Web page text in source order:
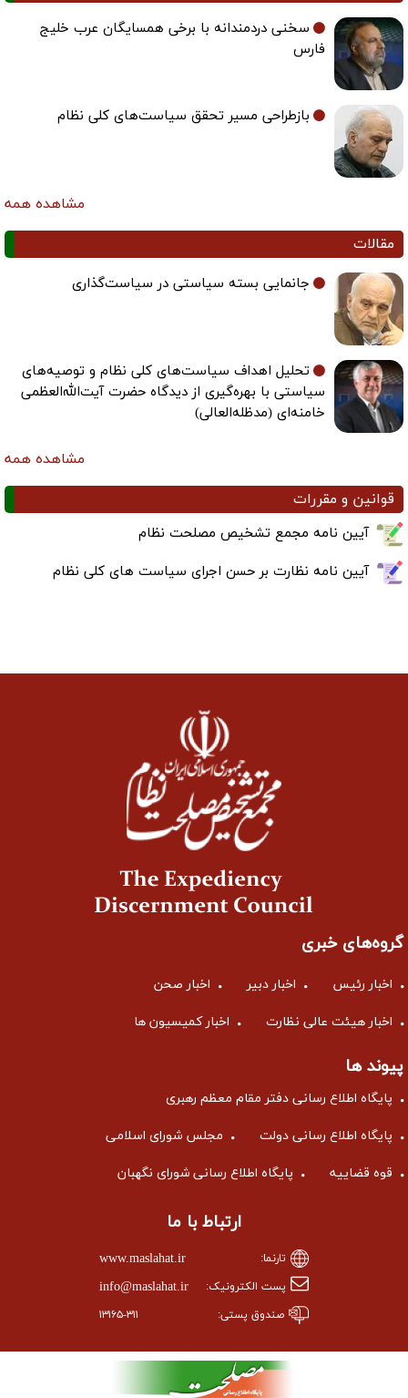
سخنی دردمندانه با برخی همسایگان عرب خلیج
فارس
بازطراحی مسیر تحقق سیاست‌های کلی نظام
مشاهده همه
مقالات
جانمایی بسته سیاستی در سیاست‌گذاری
تحلیل اهداف سیاست‌های کلی نظام و توصیه‌های
سیاستی با بهره‌گیری از دیدگاه حضرت آیت‌الله‌العظمی
خامنه‌ای (مدظله‌العالی)
مشاهده همه
قوانین و مقررات
آیین نامه مجمع تشخیص مصلحت نظام
آیین نامه نظارت بر حسن اجرای سیاست های کلی نظام
گروه‌های خبری
اخبار رئیس اخبار دبیر اخبار صحن
اخبار هیئت عالی نظارت اخبار کمیسیون ها
پیوند ها
پایگاه اطلاع رسانی دفتر مقام معظم رهبری
پایگاه اطلاع رسانی دولت مجلس شورای اسلامی
قوه قضاییه پایگاه اطلاع رسانی شورای نگهبان
ارتباط با ما
تارنما: www.maslahat.ir
پست الکترونیک: info@maslahat.ir
صندوق پستی: ۱۳۱۶۵-۳۱۱